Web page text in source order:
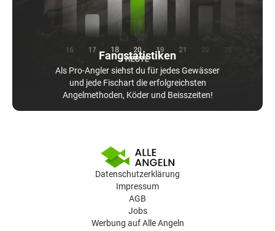
Fangstatistiken
Als Pro-Angler siehst du für jedes Gewässer
und jede Fischart die erfolgreichsten
Angelmethoden, Köder und Beisszeiten!
Datenschutzerklärung
Impressum
AGB
Jobs
Werbung auf Alle Angeln